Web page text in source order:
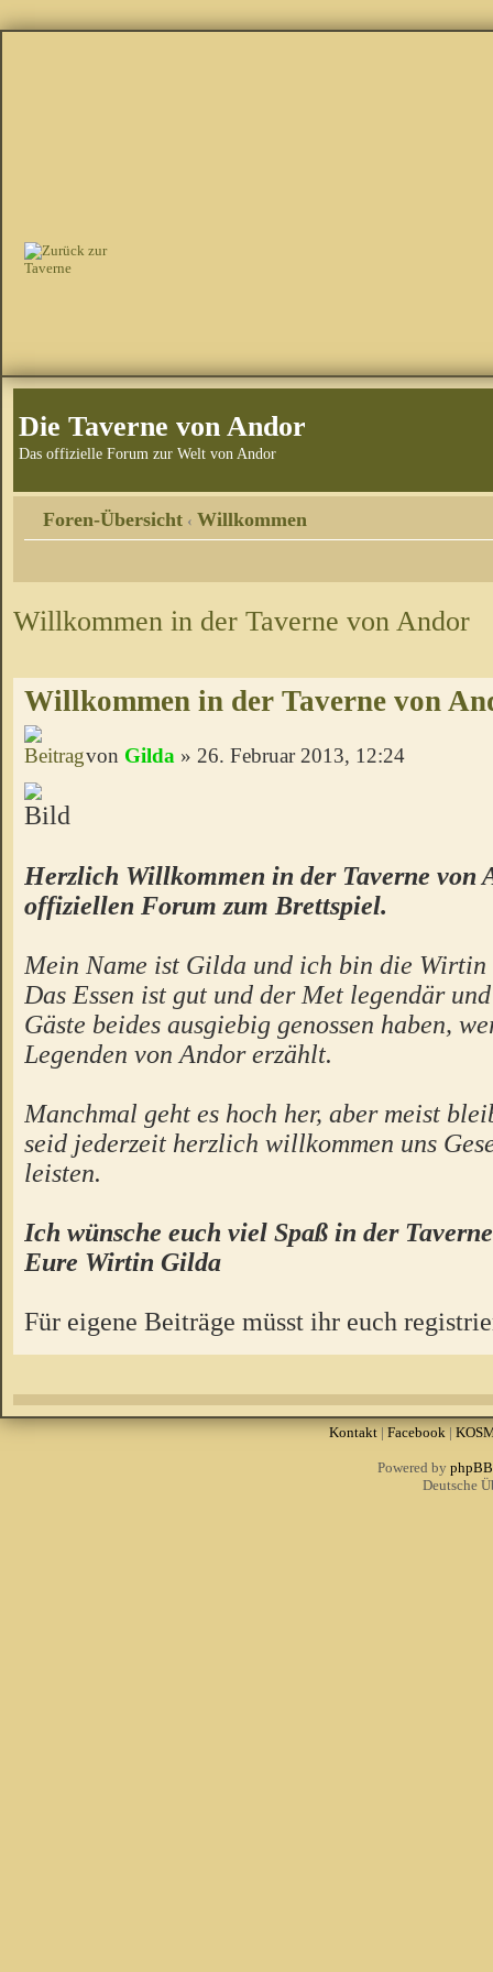
Die Taverne von Andor
Das offizielle Forum zur Welt von Andor
Foren-Übersicht ‹ Willkommen
Willkommen in der Taverne von Andor
Willkommen in der Taverne von
von Gilda » 26. Februar 2013, 12:24
Herzlich Willkommen in der Taverne von
offiziellen Forum zum Brettspiel.
Mein Name ist Gilda und ich bin die Wirtin
Das Essen ist gut und der Met legendär
Gäste beides ausgiebig genossen haben,
Legenden von Andor erzählt.
Manchmal geht es hoch her, aber meist
seid jederzeit herzlich willkommen uns
leisten.
Ich wünsche euch viel Spaß in der
Eure Wirtin Gilda
Für eigene Beiträge müsst ihr euch
Kontakt| Facebook |
Powered by phpBB
Deutsche